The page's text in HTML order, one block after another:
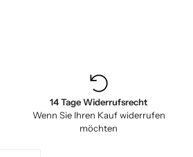
14 Tage Widerrufsrecht
Wenn Sie Ihren Kauf widerrufen
möchten